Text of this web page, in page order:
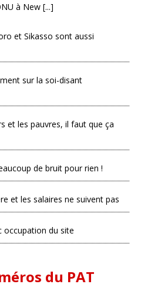
à New [...]
et Sikasso sont aussi
sur la soi-disant
et les pauvres, il faut que ça
de bruit pour rien !
et les salaires ne suivent pas
occupation du site
du PAT